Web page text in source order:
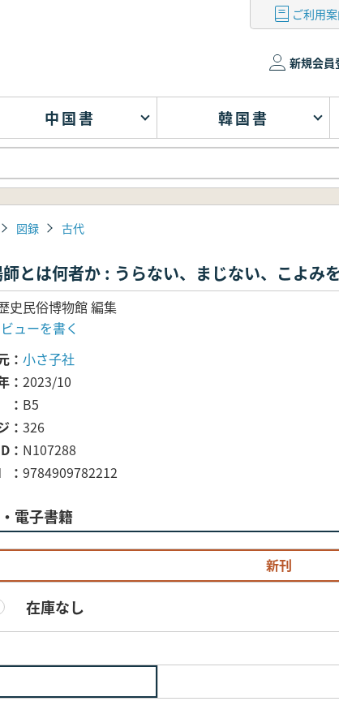
ご利用
新規会員
中国書 韓国書
図録 古代
とは何者か : うらない、まじない、こよみ
史民俗博物館 編集
ューを書く
小さ子社
2023/10
B5
326
N107288
9784909782212
電子書籍
新刊
在庫なし